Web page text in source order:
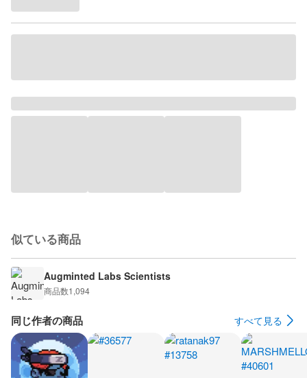
似ている商品
Augminted Labs Scientists
商品数1,094
同じ作者の商品 すべて見る